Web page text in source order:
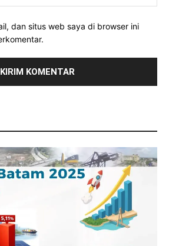
dan situs web saya di browser ini